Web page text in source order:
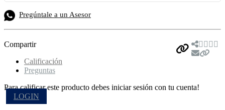
Pregúntale a un Asesor
Compartir
Calificación
Preguntas
Para calificar este producto debes iniciar sesión con tu cuenta!
LOGIN